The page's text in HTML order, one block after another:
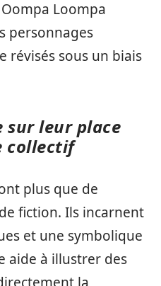
Loompa
personnages
révisés sous un biais
sur leur place
collectif
plus que de
fiction. Ils incarnent
et une symbolique
aide à illustrer des